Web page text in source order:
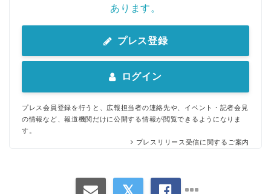
あります。
プレス登録
ログイン
プレス会員登録を行うと、広報担当者の連絡先や、イベント・記者会見
の情報など、報道機関だけに公開する情報が閲覧できるようになりま
す。
プレスリリース受信に関するご案内